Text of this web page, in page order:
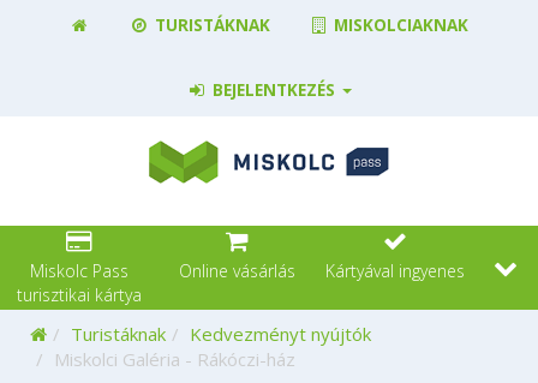
TURISTÁKNAK MISKOLCIAKNAK
BEJELENTKEZÉS
Miskolc Pass
turisztikai kártya
Online vásárlás Kártyával ingyenes
Kezdőoldal
Turistáknak
Kedvezményt nyújtók
Miskolci Galéria - Rákóczi-ház